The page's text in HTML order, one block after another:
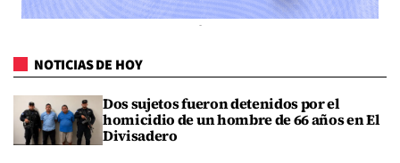
NOTICIAS DE HOY
Dos sujetos fueron detenidos por el
homicidio de un hombre de 66 años en El
Divisadero